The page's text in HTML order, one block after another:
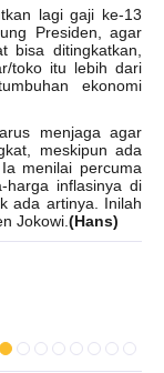
lagi gaji ke-13
Presiden, agar
bisa ditingkatkan,
toko itu lebih dari
ekonomi
menjaga agar
meskipun ada
menilai percuma
harga inflasinya di
ada artinya. Inilah
Jokowi. (Hans)